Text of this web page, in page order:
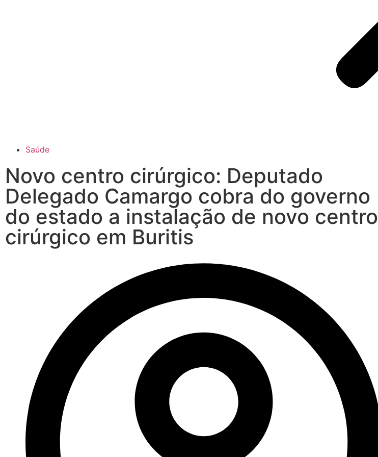
Saúde
Novo centro cirúrgico: Deputado
Delegado Camargo cobra do governo
do estado a instalação de novo centro
cirúrgico em Buritis